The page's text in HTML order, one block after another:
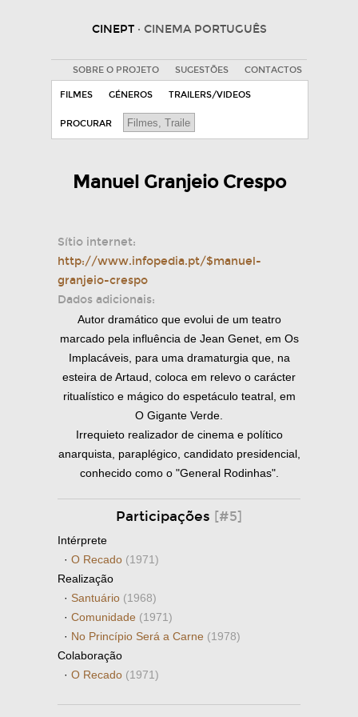
CINEPT · CINEMA PORTUGUÊS
SOBRE O PROJETO SUGESTÕES CONTACTOS
FILMES GÉNEROS TRAILERS/VIDEOS
PROCURAR
Manuel Granjeio Crespo
Sítio internet:
http://www.infopedia.pt/$manuel-
granjeio-crespo
Dados adicionais:
Autor dramático que evolui de um teatro
marcado pela influência de Jean Genet, em Os
Implacáveis, para uma dramaturgia que, na
esteira de Artaud, coloca em relevo o carácter
ritualístico e mágico do espetáculo teatral, em
O Gigante Verde.
Irrequieto realizador de cinema e político
anarquista, paraplégico, candidato presidencial,
conhecido como o "General Rodinhas".
Participações [#5]
Intérprete
· O Recado (1971)
Realização
· Santuário (1968)
· Comunidade (1971)
· No Princípio Será a Carne (1978)
Colaboração
· O Recado (1971)